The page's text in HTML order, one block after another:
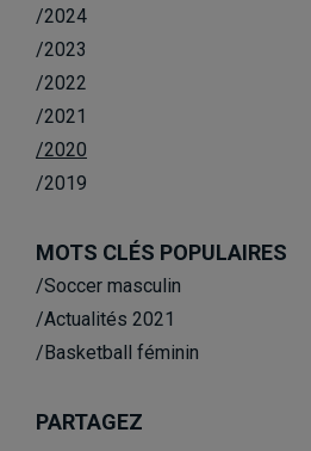
/2024
/2023
/2022
/2021
/2020
/2019
MOTS CLÉS POPULAIRES
/Soccer masculin
/Actualités 2021
/Basketball féminin
PARTAGEZ